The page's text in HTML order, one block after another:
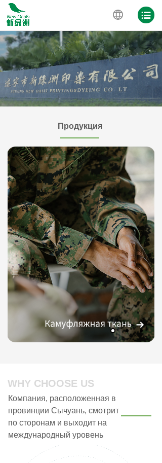
Продукция
Компания, расположенная в
провинции Сычуань, смотрит
по сторонам и выходит на
международный уровень
WHY CHOOSE US